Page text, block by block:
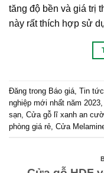
tăng độ bền và giá trị
này rất thích hợp sử
Đăng trong Báo giá Tin tức
nghiệp mới nhất năm 2023
sạn Cửa gỗ lĩ xanh an
phòng giá rẻ Cửa